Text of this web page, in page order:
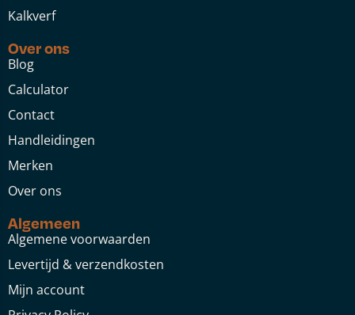
Kalkverf
Over ons
Blog
Calculator
Contact
Handleidingen
Merken
Over ons
Algemeen
Algemene voorwaarden
Levertijd & verzendkosten
Mijn account